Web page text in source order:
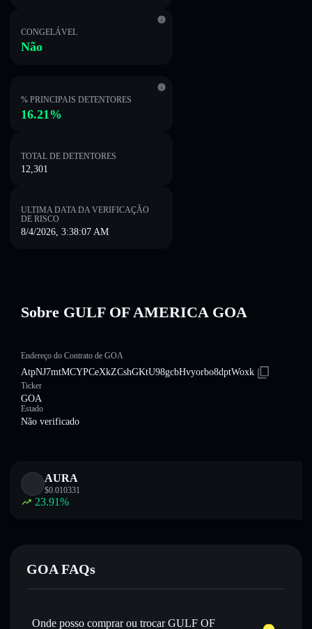
CONGELÁVEL
Não
% PRINCIPAIS DETENTORES
16.21%
TOTAL DE DETENTORES
12,301
ULTIMA DATA DA VERIFICAÇÃO
DE RISCO
8/4/2026, 3:38:07 AM
Sobre GULF OF AMERICA GOA
Endereço do Contrato de GOA
AtpNJ7mtMCYPCeXkZCshGKtU98gcbHvyorbo8dptWoxk
Ticker
GOA
Estado
Não verificado
AURA
$0.010331
23.91%
GOA FAQs
Onde posso comprar ou trocar GULF OF